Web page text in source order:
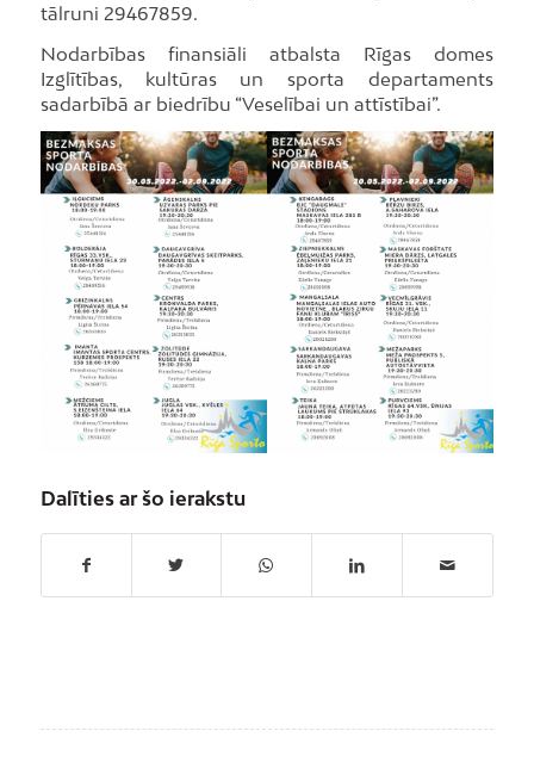
tālruni 29467859.
Nodarbības finansiāli atbalsta Rīgas domes
Izglītības, kultūras un sporta departaments
sadarbībā ar biedrību “Veselībai un attīstībai”.
Dalīties ar šo ierakstu